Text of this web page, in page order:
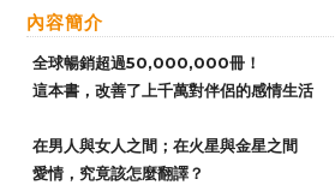
內容簡介
全球暢銷超過50,000,000冊！
這本書，改善了上千萬對伴侶的感情生活
在男人與女人之間；在火星與金星之間
愛情，究竟該怎麼翻譯？